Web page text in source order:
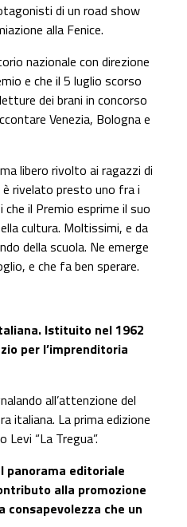
di un road show
alla Fenice.
nazionale con direzione
e che il 5 luglio scorso
dei brani in concorso
Venezia, Bologna e
libero rivolto ai ragazzi di
rivelato presto uno fra i
il Premio esprime il suo
cultura. Moltissimi, e da
della scuola. Ne emerge
e che fa ben sperare.
Istituito nel 1962
per l’imprenditoria
all’attenzione del
italiana. La prima edizione
“La Tregua”.
panorama editoriale
alla promozione
che un